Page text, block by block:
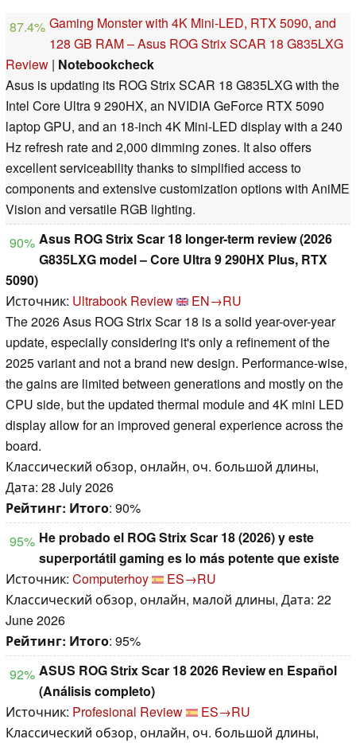
87.4% Gaming Monster with 4K Mini-LED, RTX 5090, and
128 GB RAM – Asus ROG Strix SCAR 18 G835LXG
Review | Notebookcheck
Asus is updating its ROG Strix SCAR 18 G835LXG with the
Intel Core Ultra 9 290HX, an NVIDIA GeForce RTX 5090
laptop GPU, and an 18-inch 4K Mini-LED display with a 240
Hz refresh rate and 2,000 dimming zones. It also offers
excellent serviceability thanks to simplified access to
components and extensive customization options with AniME
Vision and versatile RGB lighting.
90% Asus ROG Strix Scar 18 longer-term review (2026
G835LXG model – Core Ultra 9 290HX Plus, RTX
5090)
Источник: Ultrabook Review
EN→RU
The 2026 Asus ROG Strix Scar 18 is a solid year-over-year
update, especially considering it's only a refinement of the
2025 variant and not a brand new design. Performance-wise,
the gains are limited between generations and mostly on the
CPU side, but the updated thermal module and 4K mini LED
display allow for an improved general experience across the
board.
Классический обзор, онлайн, оч. большой длины,
Дата: 28 July 2026
Рейтинг: Итого: 90%
95% He probado el ROG Strix Scar 18 (2026) y este
superportátil gaming es lo más potente que existe
Источник: Computerhoy
ES→RU
Классический обзор, онлайн, малой длины, Дата: 22
June 2026
Рейтинг: Итого: 95%
92% ASUS ROG Strix Scar 18 2026 Review en Español
(Análisis completo)
Источник: Profesional Review
ES→RU
Классический обзор, онлайн, оч. большой длины,